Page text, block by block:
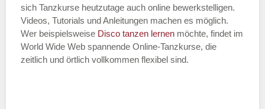
Name der Tanzschule*
sich Tanzkurse heutzutage auch online bewerkstelligen.
Videos, Tutorials und Anleitungen machen es möglich.
Wer beispielsweise Disco tanzen lernen möchte, findet im
World Wide Web spannende Online-Tanzkurse, die
zeitlich und örtlich vollkommen flexibel sind.